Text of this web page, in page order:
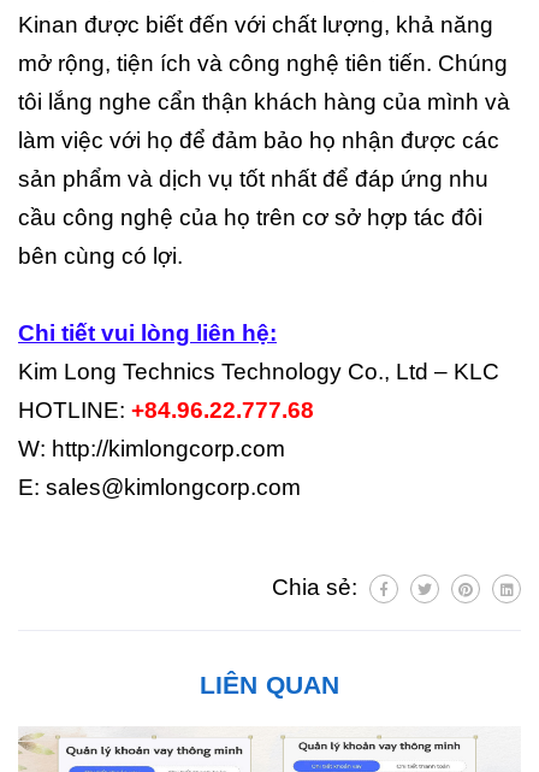
Kinan được biết đến với chất lượng, khả năng
mở rộng, tiện ích và công nghệ tiên tiến. Chúng
tôi lắng nghe cẩn thận khách hàng của mình và
làm việc với họ để đảm bảo họ nhận được các
sản phẩm và dịch vụ tốt nhất để đáp ứng nhu
cầu công nghệ của họ trên cơ sở hợp tác đôi
bên cùng có lợi.
Chi tiết vui lòng liên hệ:
Kim Long Technics Technology Co., Ltd – KLC
HOTLINE: +84.96.22.777.68
W: http://kimlongcorp.com
E: sales@kimlongcorp.com
Chia sẻ:
LIÊN QUAN